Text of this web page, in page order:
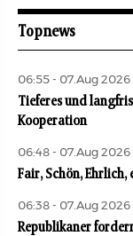
Topnews
06:55 - 07.Aug 2026
Tieferes und
Kooperation
06:48 - 07.Aug 2026
Fair, Schön, Ehrlich,
06:38 - 07.Aug 2026
Republikaner